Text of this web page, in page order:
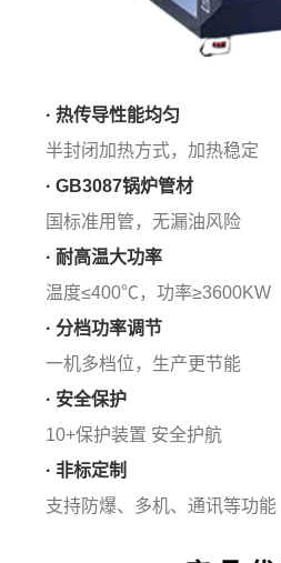
· 热传导性能均匀
半封闭加热方式，加热稳定
· GB3087锅炉管材
国标准用管，无漏油风险
· 耐高温大功率
温度≤400℃，功率≥3600KW
· 分档功率调节
一机多档位，生产更节能
· 安全保护
10+保护装置 安全护航
· 非标定制
支持防爆、多机、通讯等功能